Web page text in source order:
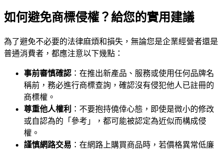
如何避免商標侵權？給您的實用建議
為了避免不必要的法律麻煩和損失，無論您是企業經營者還是
普通消費者，都應注意以下幾點：
事前審慎確認 ：在推出新產品、服務或使用任何品牌名
稱前，務必進行商標查詢，確認沒有侵犯他人已註冊的
商標權。
尊重他人權利 ：不要抱持僥倖心態，即使是微小的修改
或自認為的「參考」，都可能被認定為近似而構成侵
權。
謹慎網路交易 ：在網路上購買商品時，若價格異常低廉